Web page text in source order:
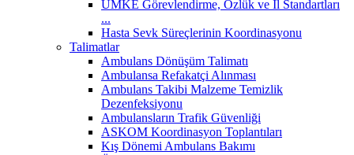
UMKE Görevlendirme, Özlük ve İl Standartları
...
Hasta Sevk Süreçlerinin Koordinasyonu
Talimatlar
Ambulans Dönüşüm Talimatı
Ambulansa Refakatçi Alınması
Ambulans Takibi Malzeme Temizlik
Dezenfeksiyonu
Ambulansların Trafik Güvenliği
ASKOM Koordinasyon Toplantıları
Kış Dönemi Ambulans Bakımı